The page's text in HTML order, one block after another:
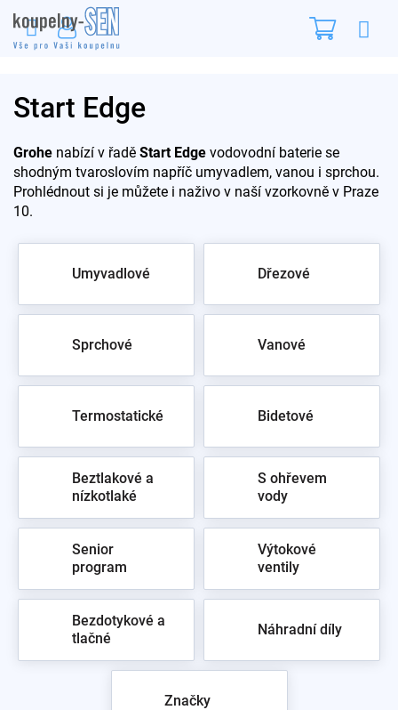
na
obsah
Start Edge
Grohe nabízí v řadě Start Edge vodovodní baterie se
shodným tvaroslovím napříč umyvadlem, vanou i sprchou.
Prohlédnout si je můžete i naživo v naší vzorkovně v Praze
10.
Umyvadlové Dřezové
Sprchové Vanové
Termostatické Bidetové
Beztlakové a
nízkotlaké
S ohřevem
vody
Senior
program
Výtokové
ventily
Bezdotykové a
tlačné
Náhradní díly
Značky